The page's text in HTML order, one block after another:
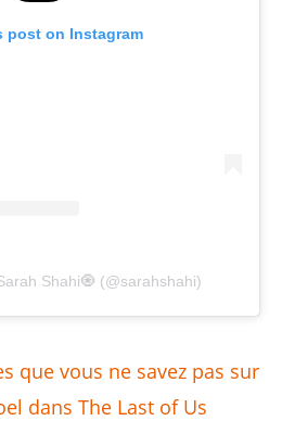
post on Instagram
Shahi🧿 (@sarahshahi)
que vous ne savez pas sur
dans The Last of Us